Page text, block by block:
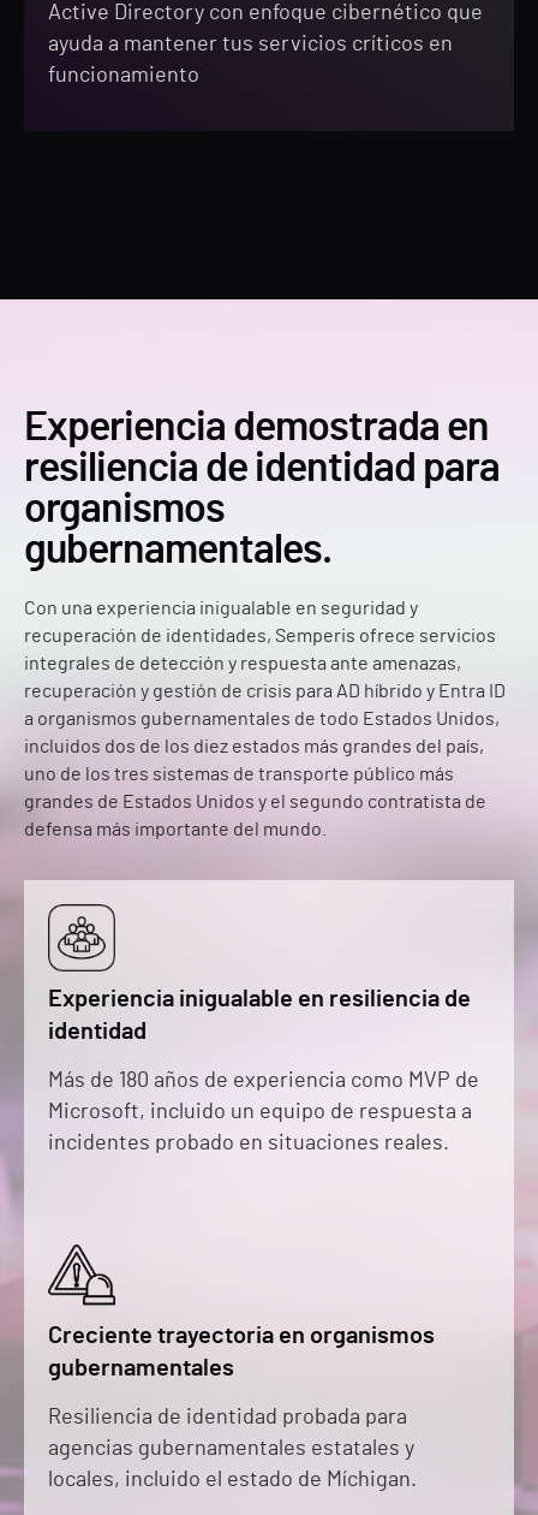
Active Directory con enfoque cibernético que
ayuda a mantener tus servicios críticos en
funcionamiento
Experiencia demostrada en
resiliencia de identidad para
organismos
gubernamentales.
Con una experiencia inigualable en seguridad y
recuperación de identidades, Semperis ofrece servicios
integrales de detección y respuesta ante amenazas,
recuperación y gestión de crisis para AD híbrido y Entra ID
a organismos gubernamentales de todo Estados Unidos,
incluidos dos de los diez estados más grandes del país,
uno de los tres sistemas de transporte público más
grandes de Estados Unidos y el segundo contratista de
defensa más importante del mundo.
Experiencia inigualable en resiliencia de
identidad
Más de 180 años de experiencia como MVP de
Microsoft, incluido un equipo de respuesta a
incidentes probado en situaciones reales.
Creciente trayectoria en organismos
gubernamentales
Resiliencia de identidad probada para
agencias gubernamentales estatales y
locales, incluido el estado de Míchigan.